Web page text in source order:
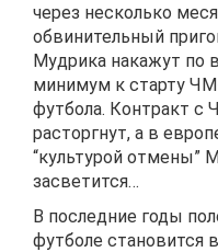
через несколько
обвинительный
Мудрика накажут по
минимум к старту
футбола. Контракт с
расторгнут, а в
“культурой отмены”
засветится…
В последние годы
футболе становится